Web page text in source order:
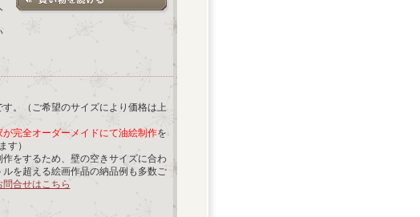
。（ご希望のサイズにより価格は上
が完全オーダーメイドにて油絵制作を
す）
をするため、壁の空きサイズに合わ
を超える絵画作品の納品例も多数ご
問合せはこちら